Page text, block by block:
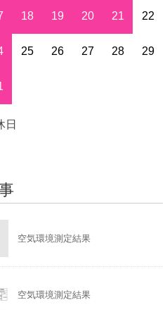
18 19 20 21 22
25 26 27 28 29
日
空気環境測定結果
空気環境測定結果